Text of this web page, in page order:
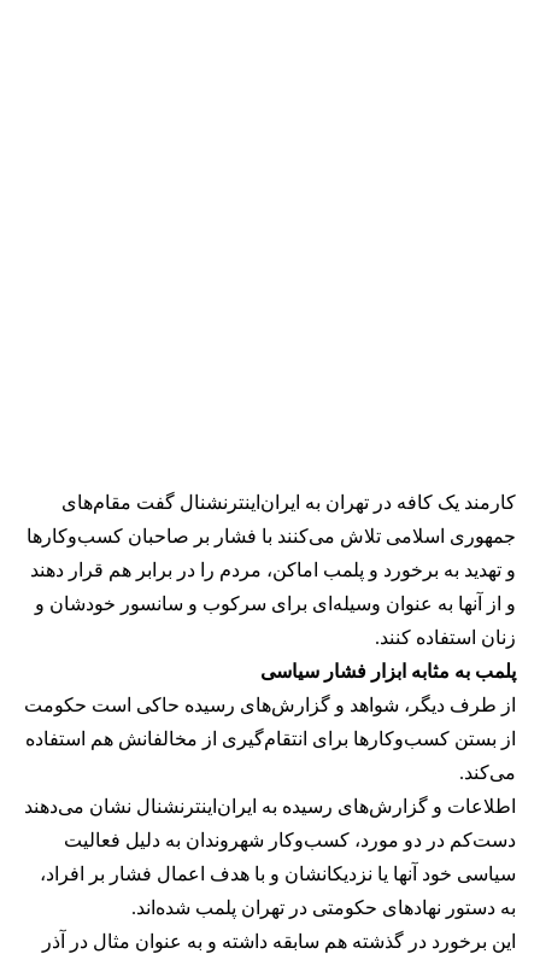
کارمند یک کافه در تهران به ایران‌اینترنشنال گفت مقام‌های
جمهوری اسلامی تلاش می‌کنند با فشار بر صاحبان کسب‌وکارها
و تهدید به برخورد و پلمب اماکن، مردم را در برابر هم قرار دهند
و از آنها به عنوان وسیله‌ای برای سرکوب و سانسور خودشان و
زنان استفاده کنند.
پلمب به مثابه ابزار فشار سیاسی
از طرف دیگر، شواهد و گزارش‌های رسیده حاکی است حکومت
از بستن کسب‌وکارها برای انتقام‌گیری از مخالفانش هم استفاده
می‌کند.
اطلاعات و گزارش‌های رسیده به ایران‌اینترنشنال نشان می‌دهند
دست‌کم در دو مورد، کسب‌وکار شهروندان به دلیل فعالیت
سیاسی خود آنها یا نزدیکانشان و با هدف اعمال فشار بر افراد،
به دستور نهادهای حکومتی در تهران پلمب شده‌اند.
این برخورد در گذشته هم سابقه داشته و به عنوان مثال در آذر